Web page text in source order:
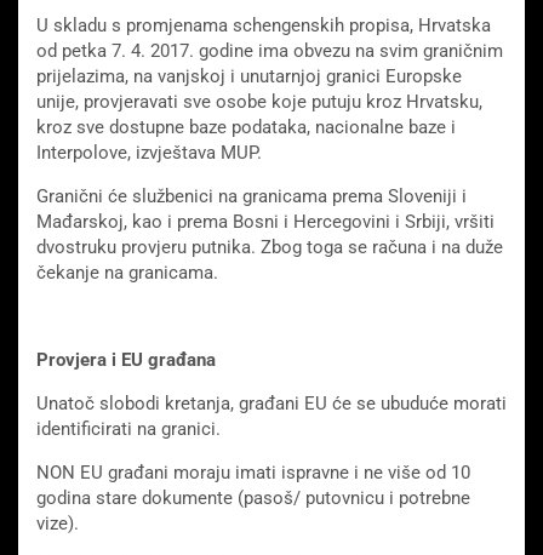
U skladu s promjenama schengenskih propisa, Hrvatska
od petka 7. 4. 2017. godine ima obvezu na svim graničnim
prijelazima, na vanjskoj i unutarnjoj granici Europske
unije, provjeravati sve osobe koje putuju kroz Hrvatsku,
kroz sve dostupne baze podataka, nacionalne baze i
Interpolove, izvještava MUP.
Granični će službenici na granicama prema Sloveniji i
Mađarskoj, kao i prema Bosni i Hercegovini i Srbiji, vršiti
dvostruku provjeru putnika. Zbog toga se računa i na duže
čekanje na granicama.
Provjera i EU građana
Unatoč slobodi kretanja, građani EU će se ubuduće morati
identificirati na granici.
NON EU građani moraju imati ispravne i ne više od 10
godina stare dokumente (pasoš/ putovnicu i potrebne
vize).